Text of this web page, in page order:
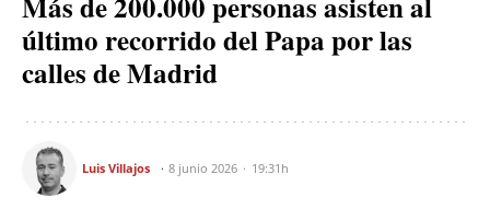
último recorrido del Papa por las
calles de Madrid
Luis Villajos 8 junio 2026 19:31h